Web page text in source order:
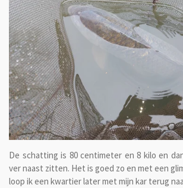
De schatting is 80 centimeter en 8 kilo en
ver naast zitten. Het is goed zo en met een
loop ik een kwartier later met mijn kar terug